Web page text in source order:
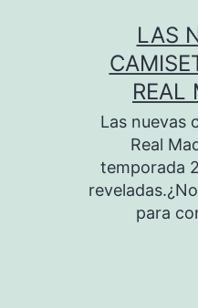
LAS
REAL
Las nuevas
Real
temporada
para